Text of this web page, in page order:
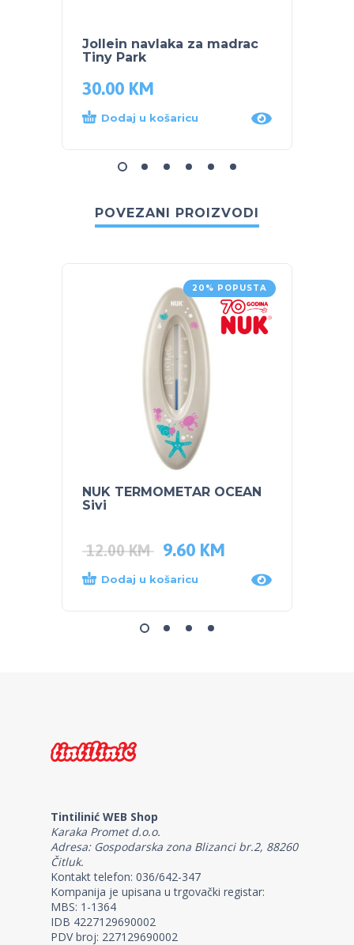
Jollein navlaka za madrac
Tiny Park
30.00 KM
Dodaj u košaricu
POVEZANI PROIZVODI
20% POPUSTA
NUK TERMOMETAR OCEAN
Sivi
12.00KM 9.60 KM
Dodaj u košaricu
Tintilinić WEB Shop
Karaka Promet d.o.o.
Adresa: Gospodarska zona Blizanci br.2, 88260
Čitluk.
Kontakt telefon: 036/642-347
Kompanija je upisana u trgovački registar:
MBS: 1-1364
IDB 4227129690002
PDV broj: 227129690002